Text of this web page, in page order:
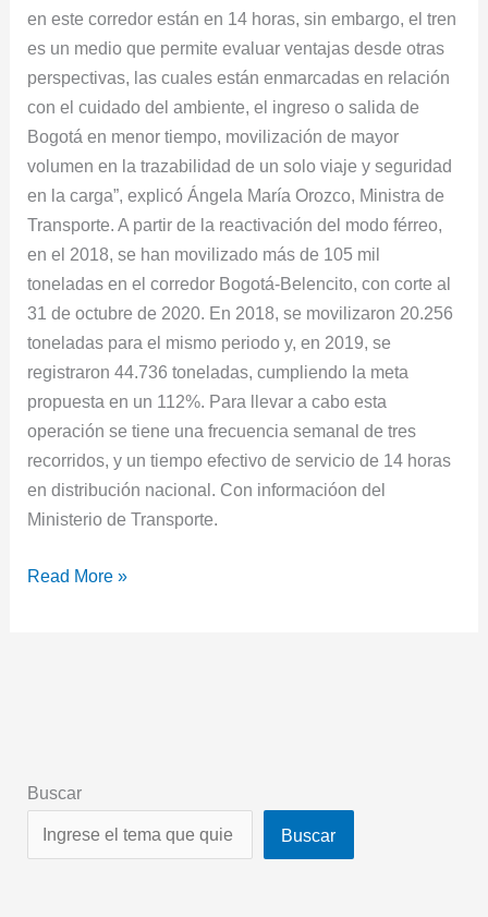
en este corredor están en 14 horas, sin embargo, el tren
es un medio que permite evaluar ventajas desde otras
perspectivas, las cuales están enmarcadas en relación
con el cuidado del ambiente, el ingreso o salida de
Bogotá en menor tiempo, movilización de mayor
volumen en la trazabilidad de un solo viaje y seguridad
en la carga”, explicó Ángela María Orozco, Ministra de
Transporte. A partir de la reactivación del modo férreo,
en el 2018, se han movilizado más de 105 mil
toneladas en el corredor Bogotá-Belencito, con corte al
31 de octubre de 2020. En 2018, se movilizaron 20.256
toneladas para el mismo periodo y, en 2019, se
registraron 44.736 toneladas, cumpliendo la meta
propuesta en un 112%. Para llevar a cabo esta
operación se tiene una frecuencia semanal de tres
recorridos, y un tiempo efectivo de servicio de 14 horas
en distribución nacional. Con informacióon del
Ministerio de Transporte.
Read More »
Buscar
Buscar